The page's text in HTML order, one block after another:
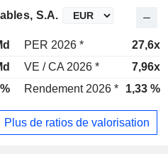
S.A.
PER 2026 *
27,6x
VE / CA 2026 *
7,96x
Rendement 2026 * 1,33 %
Plus de ratios de valorisation